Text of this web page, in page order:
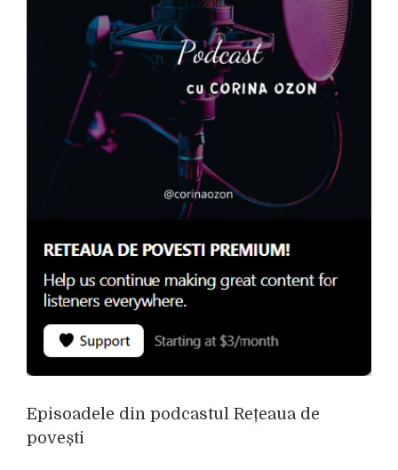
Episoadele din podcastul Rețeaua de
povești